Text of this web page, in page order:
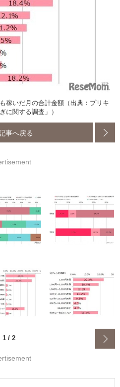
稼いだ月の合計金額（出典：プリキ
に関する調査」）
事へ戻る
1 / 2